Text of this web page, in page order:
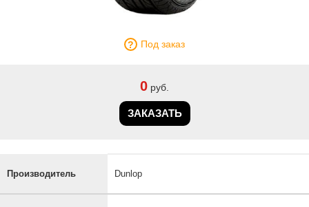
Под заказ
0 руб.
ЗАКАЗАТЬ
Производитель Dunlop